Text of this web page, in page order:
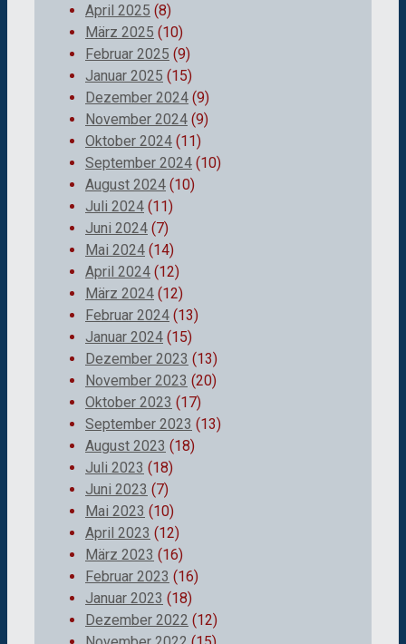
April 2025 (8)
März 2025 (10)
Februar 2025 (9)
Januar 2025 (15)
Dezember 2024 (9)
November 2024 (9)
Oktober 2024 (11)
September 2024 (10)
August 2024 (10)
Juli 2024 (11)
Juni 2024 (7)
Mai 2024 (14)
April 2024 (12)
März 2024 (12)
Februar 2024 (13)
Januar 2024 (15)
Dezember 2023 (13)
November 2023 (20)
Oktober 2023 (17)
September 2023 (13)
August 2023 (18)
Juli 2023 (18)
Juni 2023 (7)
Mai 2023 (10)
April 2023 (12)
März 2023 (16)
Februar 2023 (16)
Januar 2023 (18)
Dezember 2022 (12)